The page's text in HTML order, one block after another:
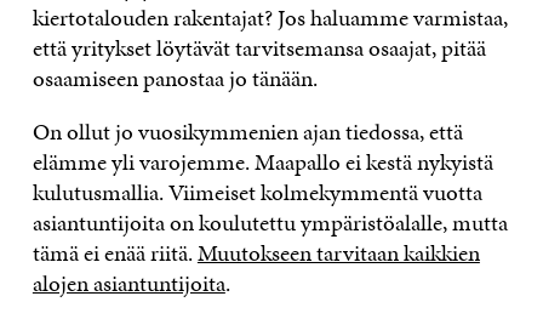
kiertotalouden rakentajat? Jos haluamme varmistaa,
että yritykset löytävät tarvitsemansa osaajat, pitää
osaamiseen panostaa jo tänään.
On ollut jo vuosikymmenien ajan tiedossa, että
elämme yli varojemme. Maapallo ei kestä nykyistä
kulutusmallia. Viimeiset kolmekymmentä vuotta
asiantuntijoita on koulutettu ympäristöalalle, mutta
tämä ei enää riitä.Muutokseen tarvitaan kaikkien
alojen asiantuntijoita.